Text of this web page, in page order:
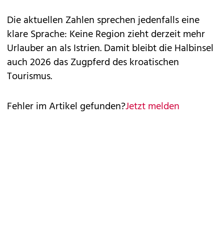
Die aktuellen Zahlen sprechen jedenfalls eine
klare Sprache: Keine Region zieht derzeit mehr
Urlauber an als Istrien. Damit bleibt die Halbinsel
auch 2026 das Zugpferd des kroatischen
Tourismus.
Fehler im Artikel gefunden?Jetzt melden